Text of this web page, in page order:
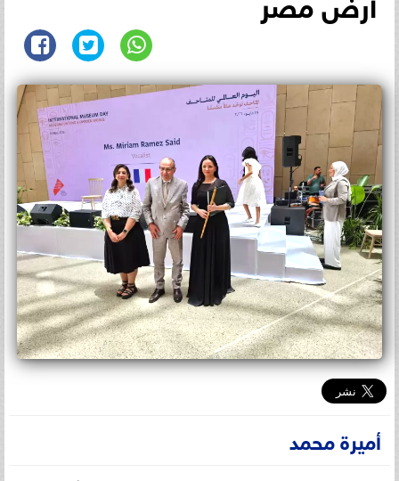
أميرة محمد